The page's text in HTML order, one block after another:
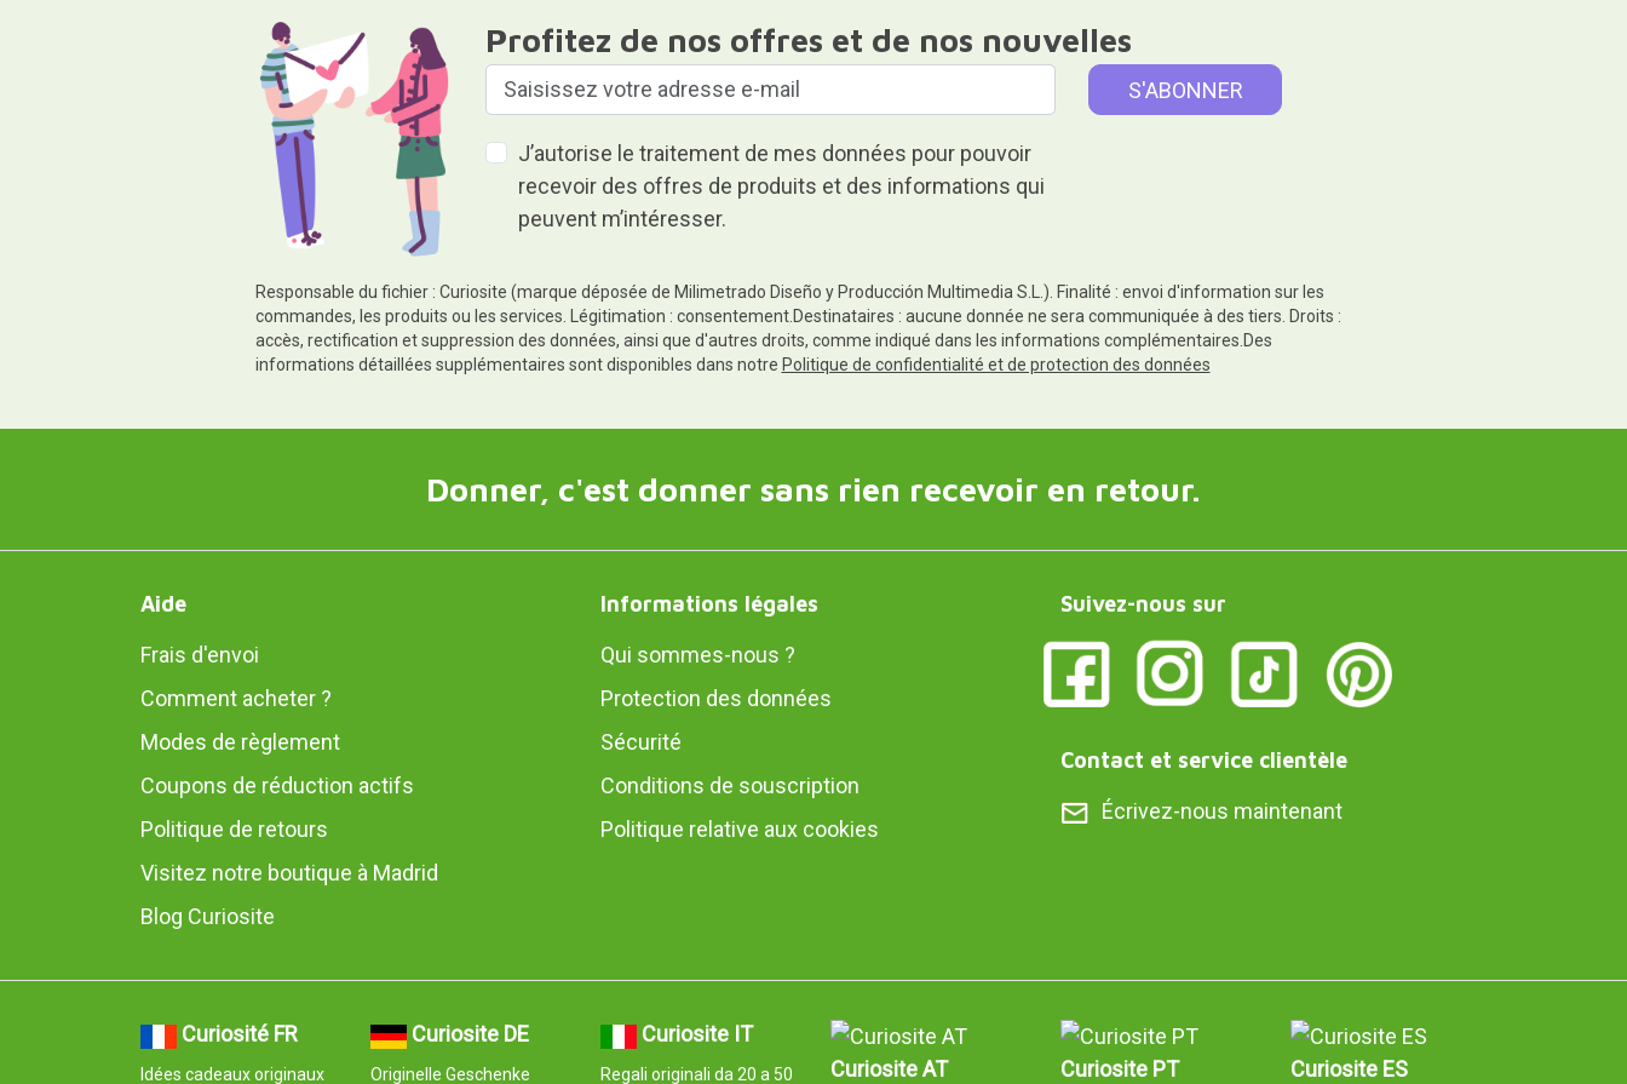
Profitez de nos offres et de nos nouvelles
J’autorise le traitement de mes données pour pouvoir
recevoir des offres de produits et des informations qui
peuvent m’intéresser.
Responsable du fichier : Curiosite (marque déposée de Milimetrado Diseño y Producción Multimedia S.L.). Finalité : envoi d'information sur les
commandes, les produits ou les services. Légitimation : consentement.Destinataires : aucune donnée ne sera communiquée à des tiers. Droits :
accès, rectification et suppression des données, ainsi que d'autres droits, comme indiqué dans les informations complémentaires.Des
informations détaillées supplémentaires sont disponibles dans notre Politique de confidentialité et de protection des données
Donner, c'est donner sans rien recevoir en retour.
Aide
Frais d'envoi
Comment acheter ?
Modes de règlement
Coupons de réduction actifs
Politique de retours
Visitez notre boutique à Madrid
Blog Curiosite
Informations légales
Qui sommes-nous ?
Protection des données
Sécurité
Conditions de souscription
Politique relative aux cookies
Suivez-nous sur
Contact et service clientèle
Écrivez-nous maintenant
Curiosité FR
Idées cadeaux originaux
Curiosite DE
Originelle Geschenke
Curiosite IT
Regali originali da 20 a 50 Curiosite AT Curiosite PT Curiosite ES